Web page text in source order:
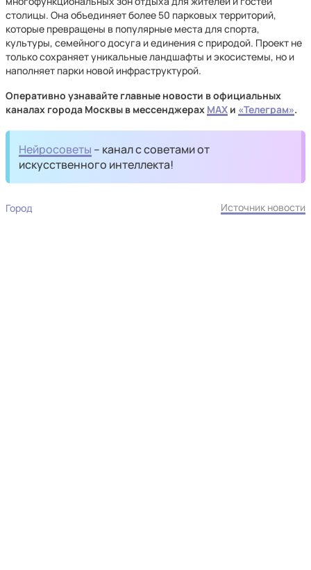
столицы. Она объединяет более 50 парковых территорий,
которые превращены в популярные места для спорта,
культуры, семейного досуга и единения с природой. Проект не
только сохраняет уникальные ландшафты и экосистемы, но и
наполняет парки новой инфраструктурой.
Оперативно узнавайте главные новости в официальных
каналах города Москвы в мессенджерах MAX и «Телеграм».
Нейросоветы – канал с советами от
искусственного интеллекта!
Город Источник новости